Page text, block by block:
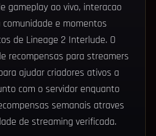
gameplay ao vivo, interacao
comunidade e momentos
de Lineage 2 Interlude. O
recompensas para streamers
ajudar criadores ativos a
com o servidor enquanto
semanais atraves
de streaming verificada.